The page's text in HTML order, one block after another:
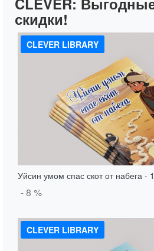
скидки!
CLEVER LIBRARY
Уйсин умом спас скот от набега -
- 8 %
CLEVER LIBRARY